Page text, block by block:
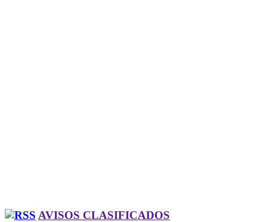
AVISOS CLASIFICADOS